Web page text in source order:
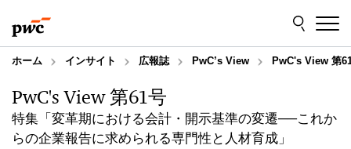
to
content
to
footer
ホーム インサイト 広報誌 PwC’s View PwC's View 第
特集「変革期における会計・開示基準の変遷──これか
らの企業報告に求められる専門性と人材育成」
PwC's View 第61号